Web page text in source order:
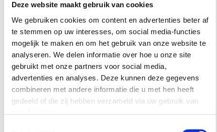
Deze website maakt gebruik van cookies
We gebruiken cookies om content en advertenties beter af
te stemmen op uw interesses, om social media-functies
mogelijk te maken en om het gebruik van onze website te
analyseren. We delen informatie over hoe u onze site
gebruikt met onze partners voor social media,
advertenties en analyses. Deze kunnen deze gegevens
combineren met andere informatie die u met hen heeft
gedeeld of die zij hebben verzameld via uw gebruik van
Tekst:Jackie Oomen
Beelden:Honey Lake Studio via Design Sponge
Meer binnenkijken:
- Binnenkijken:Omgetoverde boerderijschuur
- Binnenkijken:Modern interieur met rijke details
- Binnenkijken:Klassiek interieur met moderne touch
- Binnenkijken:Wonen in een industrieel treinstation